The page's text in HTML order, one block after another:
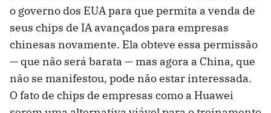
o governo dos EUA para que permita a venda de
seus chips de IA avançados para empresas
chinesas novamente. Ela obteve essa permissão
— que não será barata — mas agora a China, que
não se manifestou, pode não estar interessada.
O fato de chips de empresas como a Huawei